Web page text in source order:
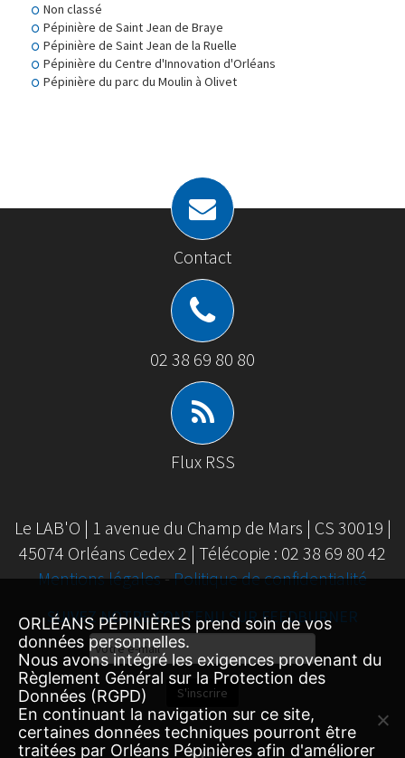
Non classé
Pépinière de Saint Jean de Braye
Pépinière de Saint Jean de la Ruelle
Pépinière du Centre d'Innovation d'Orléans
Pépinière du parc du Moulin à Olivet
Contact
02 38 69 80 80
Flux RSS
Le LAB'O | 1 avenue du Champ de Mars | CS 30019 |
45074 Orléans Cedex 2 | Télécopie : 02 38 69 80 42
Mentions légales-Politique de confidentialité
SUIVEZ NOTRE CONTENU SUR FEEDBURNER
Email
Subscription
S'inscrire
ORLÉANS PÉPINIÈRES prend soin de vos
données personnelles.
Nous avons intégré les exigences provenant du
Règlement Général sur la Protection des
Données (RGPD)
En continuant la navigation sur ce site,
certaines données techniques pourront être
traitées par Orléans Pépinières afin d'améliorer